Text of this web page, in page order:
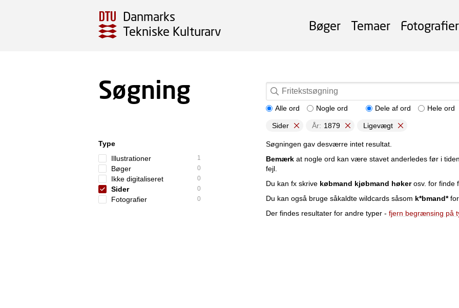
Danmarks
Tekniske Kulturarv
Bøger Temaer Fotografier
Søgning
Alle ord Nogle ord Dele af ord Hele ord
Sider År: 1879 Ligevægt
Type
Illustrationer
1
Bøger 0
Ikke digitaliseret 0
Sider 0
Fotografier 0
Søgningen gav desværre intet resultat.
Bemærkat nogle ord kan være stavet anderledes før i
fejl.
Du kan fx skrive købmand kjøbmand høkerosv. for finde
Du kan også bruge såkaldte wildcards såsom k*bmand*for
Der findes resultater for andre typer - fjern begrænsing på